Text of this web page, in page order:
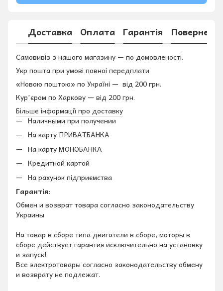
Доставка Оплата Гарантія
Самовивіз з нашого магазину — по домовленості.
Укр пошта при умові повноі передплати
«Новою поштою» по Україні — від 200 грн.
Кур'єром по Харкову — від 200 грн.
Більше інформації про доставку
Наличными при получении
На карту ПРИВАТБАНКА
На карту МОНОБАНКА
Кредитной картой
На рахунок підприємства
Гарантія:
Обмен и возврат товара согласно законодательству
Украины
На товар в сборе типа двигатели в сборе, моторы в
сборе действует гарантия исключительно на установку
и запуск!
Все электротовары согласно законодательству обмену
и возврату не подлежат.